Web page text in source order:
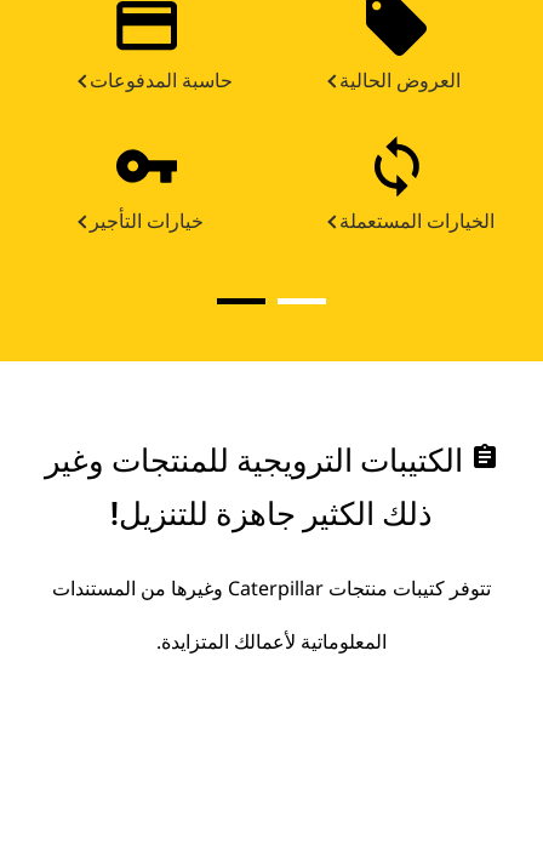
حاسبة المدفوعات العروض الحالية
خيارات التأجير الخيارات المستعملة
assignment الكتيبات الترويجية للمنتجات وغير
ذلك الكثير جاهزة للتنزيل!
تتوفر كتيبات منتجات Caterpillar وغيرها من المستندات
المعلوماتية لأعمالك المتزايدة.